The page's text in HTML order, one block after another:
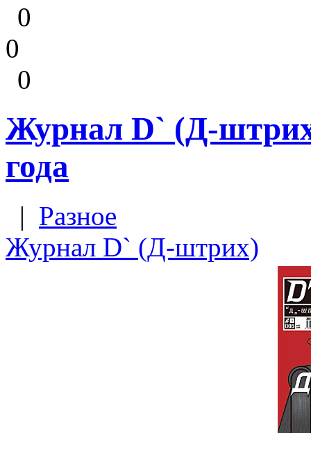
0
0
0
Журнал D` (Д-
года
| Разное
Журнал D` (Д-штрих)